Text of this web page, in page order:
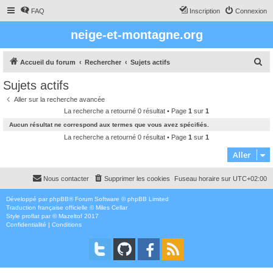
FAQ Connexion
Inscription
neige-et-montagne.org
Accueil du forum Rechercher Sujets actifs
c
h
e
Sujets actifs
Aller sur la recherche avancée
La recherche a retourné 0 résultat • Page 1 sur 1
Aucun résultat ne correspond aux termes que vous avez spécifiés.
La recherche a retourné 0 résultat • Page 1 sur 1
Aller
Fuseau horaire sur UTC+02:00
Supprimer les cookies
Nous contacter
Développé par phpBB® Forum Software © phpBB Limited
Traduction française officielle ©Miles Cellar
Style proflat par ©Mazeltof 2017
Confidentialité | Conditions